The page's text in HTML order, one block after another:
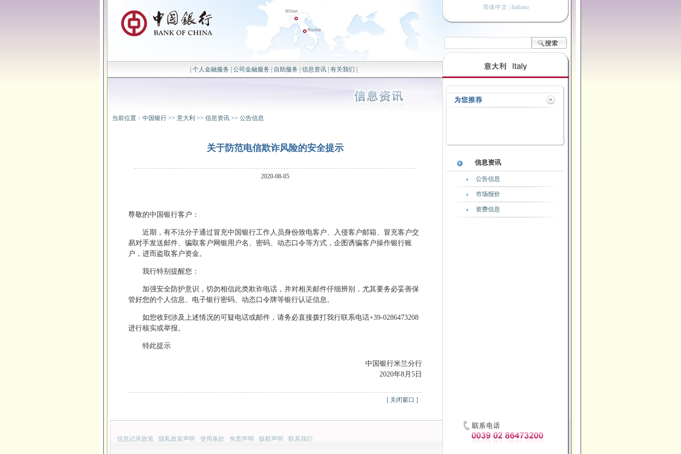
个人金融服务 公司金融服务 自助服务 信息资讯| 有关我们
简体中文 | Italiano
当前位置： 中国银行 >> 意大利 >> 信息资讯 >> 公告信息
关于防范电信欺诈风险的安全提示
2020-08-05
尊敬的中国银行客户：
近期，有不法分子通过冒充中国银行工作人员身份致电客户、入侵客户邮箱、冒充客户交
易对手发送邮件、骗取客户网银用户名、密码、动态口令等方式，企图诱骗客户操作银行账
户，进而盗取客户资金。
我行特别提醒您：
加强安全防护意识，切勿相信此类欺诈电话，并对相关邮件仔细辨别，尤其要务必妥善保
管好您的个人信息、电子银行密码、动态口令牌等银行认证信息。
如您收到涉及上述情况的可疑电话或邮件，请务必直接拨打我行联系电话+39-0286473208
进行核实或举报。
特此提示
中国银行米兰分行
2020年8月5日
[ 关闭窗口 ]
信息资讯
公告信息
市场报价
资费信息
·信息记录政策 · 隐私政策声明 ·使用条款 ·免责声明 · 版权声明 ·联系我们